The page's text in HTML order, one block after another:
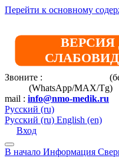
Перейти к основному
ВЕРСИЯ
Звоните :
(WhatsApp/MAX/Tg)
mail : info@nmo-medik.ru
Русский ‎(ru)‎
Русский ‎(ru)‎ English ‎(en)‎
Вход
В начало Информация